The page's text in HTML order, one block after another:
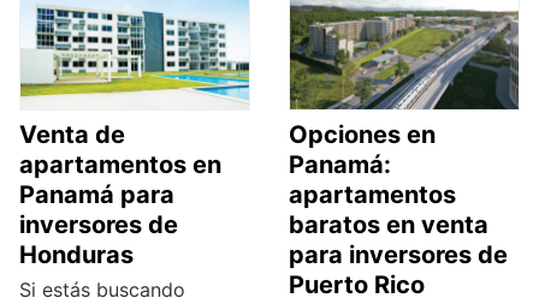
Venta de
apartamentos en
Panamá para
inversores de
Honduras
Si estás buscando
Opciones en
Panamá:
apartamentos
baratos en venta
para inversores de
Puerto Rico